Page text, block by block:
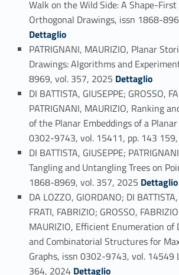
Walk on the Wild Side: A Shape-
Orthogonal Drawings, issn 1868-
Link identifier #identifier_person_165482-63
Dettaglio
PATRIGNANI, MAURIZIO, Planar
Drawings: Algorithms and
8969, vol. 357, 2025 Link identifier #identifier_person_167109-64
Dettaglio
DI BATTISTA, GIUSEPPE; GROSSO,
PATRIGNANI, MAURIZIO, Ranking
of the Planar Embeddings of a
0302-9743, vol. 15411, pp. 143
DI BATTISTA, GIUSEPPE;
Tangling and Untangling Trees on
1868-8969, vol. 357, 2025 Link identifier #identifier_person_127375-66
Dettaglio
DA LOZZO, GIORDANO; DI
FRATI, FABRIZIO; GROSSO,
MAURIZIO, Efficient Enumeration of
and Combinatorial Structures for
Graphs, issn 0302-9743, vol. 14549
364, 2024 Link identifier #identifier_person_172084-67
Dettaglio